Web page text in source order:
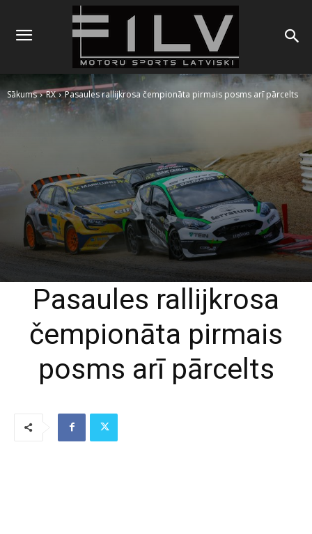
Sākums RX Pasaules rallijkrosa čempionāta pirmais posms arī pārcelts
Pasaules rallijkrosa
čempionāta pirmais
posms arī pārcelts